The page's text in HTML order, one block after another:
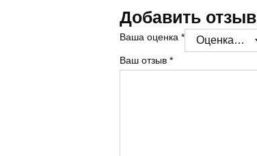
Добавить отзыв
Ваша оценка *
Ваш отзыв *